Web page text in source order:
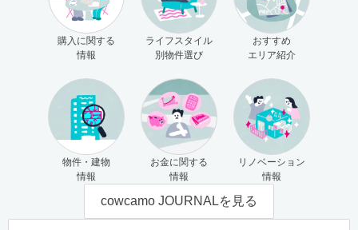
購入に関する
情報
ライフスタイル
別物件選び
おすすめ
エリア紹介
物件・建物
情報
お金に関する
情報
リノベーション
情報
cowcamo JOURNALを見る